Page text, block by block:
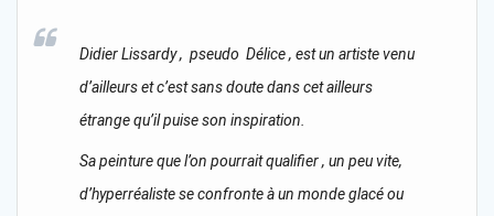
Didier Lissardy , pseudo Délice , est un artiste venu
d’ailleurs et c’est sans doute dans cet ailleurs
étrange qu’il puise son inspiration.
Sa peinture que l’on pourrait qualifier , un peu vite,
d’hyperréaliste se confronte à un monde glacé ou